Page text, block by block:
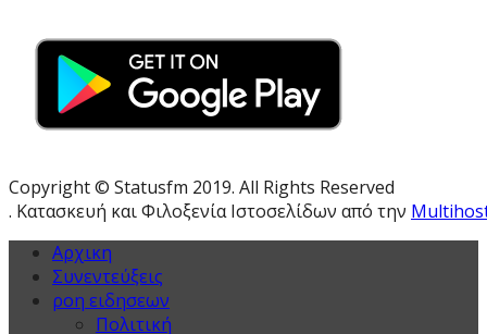
Copyright © Statusfm 2019. All Rights Reserved
. Κατασκευή και Φιλοξενία Ιστοσελίδων από την
Αρχικη
Συνεντεύξεις
ροη ειδησεων
Πολιτική